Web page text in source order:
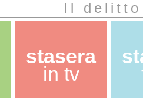
Il delitto
stasera
in tv